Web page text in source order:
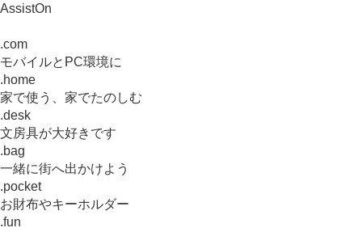
AssistOn
.com
モバイルとPC環境に
.home
家で使う、家でたのしむ
.desk
文房具が大好きです
.bag
一緒に街へ出かけよう
.pocket
お財布やキーホルダー
.fun